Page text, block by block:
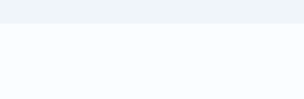
不属于自己，为了这些东西将自己的命搭上，实